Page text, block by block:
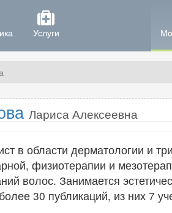
Услуги
Лариса Алексеевна
в области дерматологии и
физиотерапии и
волос. Занимается
30 публикаций, из них 7